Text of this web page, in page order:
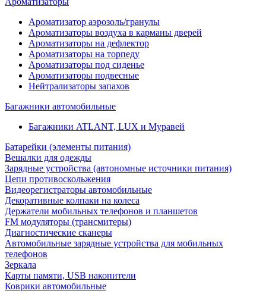
Ароматизатор аэрозоль/гранулы
Ароматизаторы воздуха в карманы дверей
Ароматизаторы на дефлектор
Ароматизаторы на торпеду
Ароматизаторы под сиденье
Ароматизаторы подвесные
Нейтрализаторы запахов
Багажники автомобильные
Багажники ATLANT, LUX и Муравей
Батарейки (элементы питания)
Вешалки для одежды
Зарядные устройства (автономные источники питания)
Цепи противоскольжения
Видеорегистраторы автомобильные
Декоративные колпаки на колеса
Держатели мобильных телефонов и планшетов
FM модуляторы (трансмитеры)
Диагностические сканеры
Автомобильные зарядные устройства для мобильных
телефонов
Зеркала
Карты памяти, USB накопители
Коврики автомобильные